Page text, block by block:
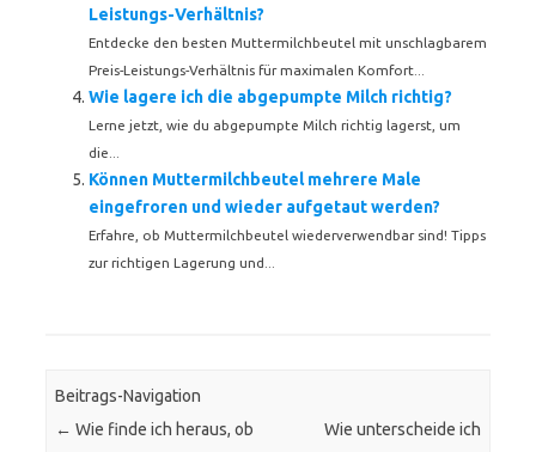
Leistungs-Verhältnis?
Entdecke den besten Muttermilchbeutel mit unschlagbarem
Preis-Leistungs-Verhältnis für maximalen Komfort...
Wie lagere ich die abgepumpte Milch richtig?
Lerne jetzt, wie du abgepumpte Milch richtig lagerst, um
die...
Können Muttermilchbeutel mehrere Male
eingefroren und wieder aufgetaut werden?
Erfahre, ob Muttermilchbeutel wiederverwendbar sind! Tipps
zur richtigen Lagerung und...
Beitrags-Navigation
← Wie finde ich heraus, ob
Wie unterscheide ich